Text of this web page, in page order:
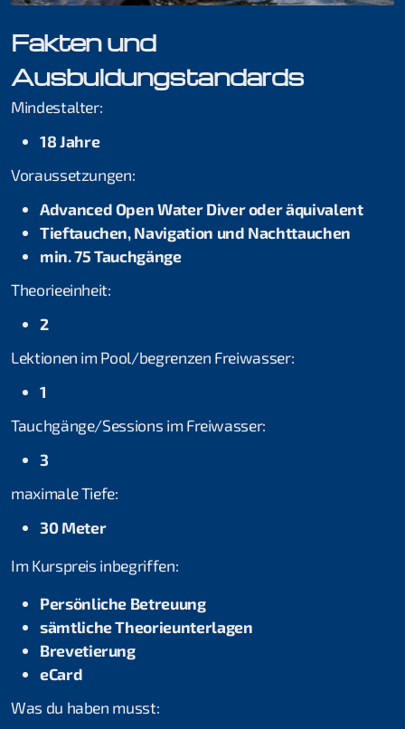
Fakten und
Ausbuldungstandards
Mindestalter:
18 Jahre
Voraussetzungen:
Advanced Open Water Diver oder äquivalent
Tieftauchen, Navigation und Nachttauchen
min. 75 Tauchgänge
Theorieeinheit:
2
Lektionen im Pool/begrenzen Freiwasser:
1
Tauchgänge/Sessions im Freiwasser:
3
maximale Tiefe:
30 Meter
Im Kurspreis inbegriffen:
Persönliche Betreuung
sämtliche Theorieunterlagen
Brevetierung
eCard
Was du haben musst:
Skill Update
Kurse für Fortgeschrittene
Rheindive Advanced Package
Advanced Open Water Diver
Stress & Retten
Suchen & Bergen
Nitroxtaucher
Navigation
Flusstauchen
Nachttauchen
Dekotaucher
Bergsee
Eistauchen